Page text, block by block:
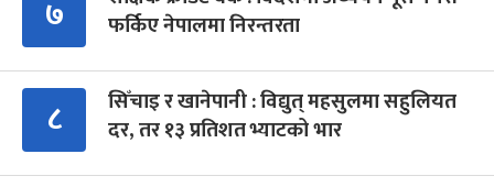
७
फर्किए नेपालमा निरन्तरता
८
सिँचाइ र खानेपानी : विद्युत् महसुलमा सहुलियत
दर, तर १३ प्रतिशत भ्याटको भार